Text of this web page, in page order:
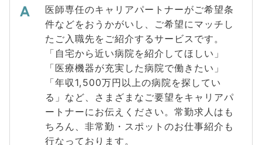
医師専任のキャリアパートナーがご希望条
件などをおうかがいし、ご希望にマッチし
たご入職先をご紹介するサービスです。
「自宅から近い病院を紹介してほしい」
「医療機器が充実した病院で働きたい」
「年収1,500万円以上の病院を探してい
る」など、さまざまなご要望をキャリアパ
ートナーにお伝えください。常勤求人はも
ちろん、非常勤・スポットのお仕事紹介も
行なっております。